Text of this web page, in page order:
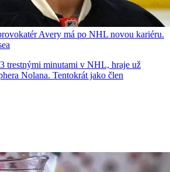
Avery má po NHL novou kariéru.
trestnými minutami v NHL, hraje už
Nolana. Tentokrát jako člen